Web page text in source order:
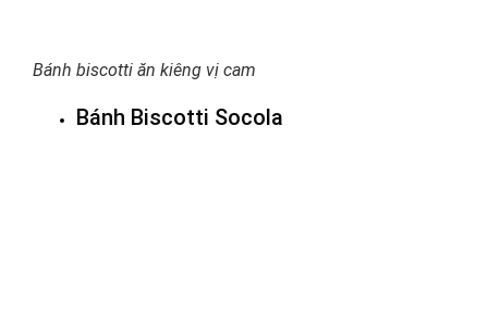
Bánh biscotti ăn kiêng vị cam
Bánh Biscotti Socola